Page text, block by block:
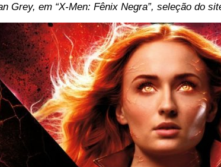
Grey, em “X-Men: Fênix Negra”, seleção do